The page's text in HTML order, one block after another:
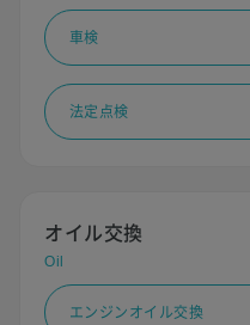
車検
法定点検
オイル交換
Oil
エンジンオイル交換